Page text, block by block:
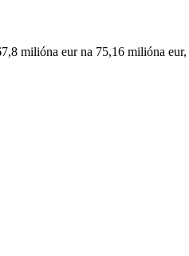
milióna eur na 75,16 milióna